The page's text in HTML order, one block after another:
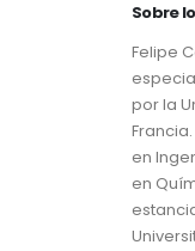
Sobre
Felipe
por la
en
en